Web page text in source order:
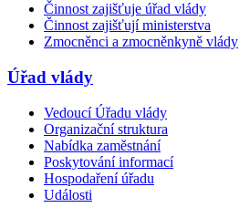
Činnost zajišťuje úřad vlády
Činnost zajišťují ministerstva
Zmocněnci a zmocněnkyně vlády
Úřad vlády
Vedoucí Úřadu vlády
Organizační struktura
Nabídka zaměstnání
Poskytování informací
Hospodaření úřadu
Události